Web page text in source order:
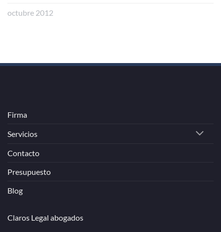
octubre 2012
Firma
Servicios
Contacto
Presupuesto
Blog
Claros Legal abogados